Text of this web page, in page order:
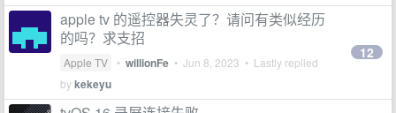
apple tv 的遥控器失灵了？请问有类似经历
的吗？求支招
Apple TV • willionFe • Jun 8, 2023 • Lastly replied
bykekeyu
12